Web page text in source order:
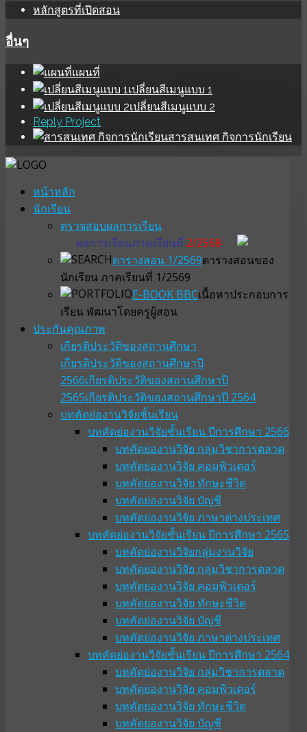
หลักสูตรที่เปิดสอน
อื่นๆ
แผนที่
เปลี่ยนสีเมนูแบบ 1
เปลี่ยนสีเมนูแบบ 2
Reply Project
สารสนเทศ กิจการนักเรียน
หน้าหลัก
นักเรียน
ตรวจสอบผลการเรียน
ผลการเรียนภาคเรียนที่ 2/2568
ตารางสอน 1/2569ตารางสอนของ
นักเรียน ภาคเรียนที่ 1/2569
E-BOOK BBCเนื้อหาประกอบการ
เรียน พัฒนาโดยครูผู้สอน
ประกันคุณภาพ
เกียรติประวัติของสถานศึกษา
เกียรติประวัติของสถานศึกษาปี
2566เกียรติประวัติของสถานศึกษาปี
2565เกียรติประวัติของสถานศึกษาปี 2564
บทคัดย่องานวิจัยชั้นเรียน
บทคัดย่องานวิจัยชั้นเรียน ปีการศึกษา 2566
บทคัดย่องานวิจัย กลุ่มวิชาการตลาด
บทคัดย่องานวิจัย คอมพิวเตอร์
บทคัดย่องานวิจัย ทักษะชีวิต
บทคัดย่องานวิจัย บัญชี
บทคัดย่องานวิจัย ภาษาต่างประเทศ
บทคัดย่องานวิจัยชั้นเรียน ปีการศึกษา 2565
บทคัดย่องานวิจัยกลุ่มงานวิจัย
บทคัดย่องานวิจัย กลุ่มวิชาการตลาด
บทคัดย่องานวิจัย คอมพิวเตอร์
บทคัดย่องานวิจัย ทักษะชีวิต
บทคัดย่องานวิจัย บัญชี
บทคัดย่องานวิจัย ภาษาต่างประเทศ
บทคัดย่องานวิจัยชั้นเรียน ปีการศึกษา 2564
บทคัดย่องานวิจัย กลุ่มวิชาการตลาด
บทคัดย่องานวิจัย คอมพิวเตอร์
บทคัดย่องานวิจัย ทักษะชีวิต
บทคัดย่องานวิจัย บัญชี